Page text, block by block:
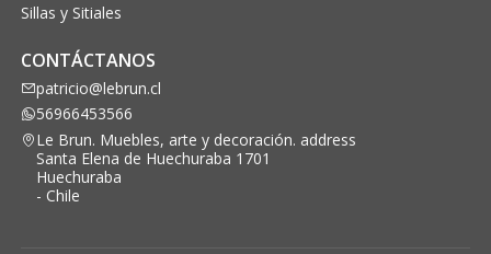
Sillas y Sitiales
CONTÁCTANOS
patricio@lebrun.cl
56966453566
Le Brun. Muebles, arte y decoración. address
Santa Elena de Huechuraba 1701
Huechuraba
- Chile